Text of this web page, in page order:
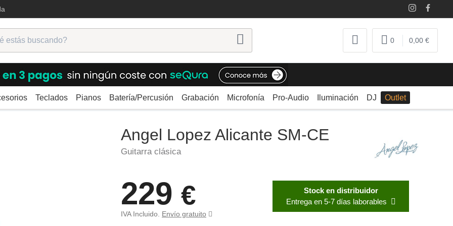
0 0,00 €
Teclados Pianos Batería/Percusión Grabación Microfonía Pro-Audio Iluminación DJ Outlet
Angel Lopez Alicante SM-CE
Angel Lopez Alicante SM-CE
Guitarra clásica
229 €
IVA Incluido. Envío gratuito
Stock en distribuidor
Entrega en 5-7 días laborables